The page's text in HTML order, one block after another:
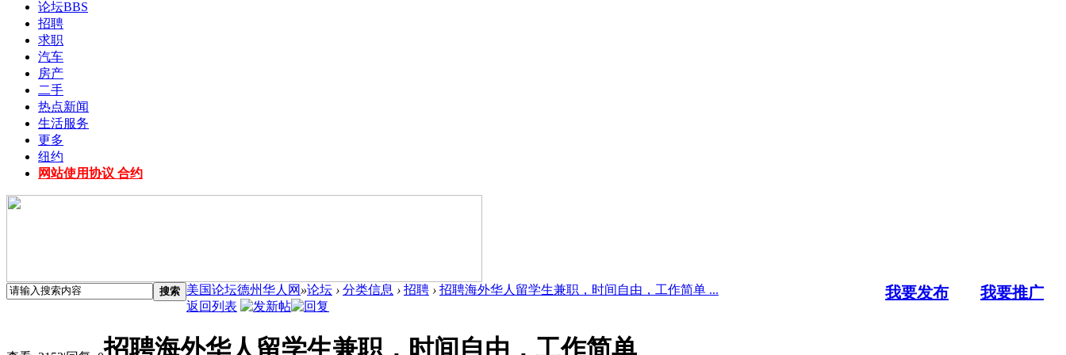
论坛BBS
招聘
求职
汽车
房产
二手
热点新闻
生活服务
更多
纽约
网站使用协议 合约
搜索 我要发布 我要推广
美国论坛德州华人网 »论坛 › 分类信息 › 招聘 › 招聘海外华人留学生兼职，时间自由，工作简单 ...
返回列表
招聘海外华人留学生兼职，时间自由，工作简单